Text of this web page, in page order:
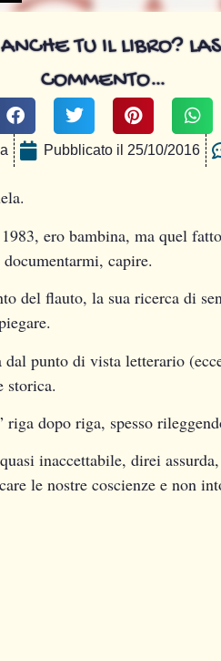
TU IL LIBRO?
COMMENTO…
Pubblicato il 25/10/2016
ero bambina, ma quel
capire.
del flauto, la sua ricerca di
dal punto di vista letterario
storica.
riga dopo riga, spesso
inaccettabile, direi
le nostre coscienze e non